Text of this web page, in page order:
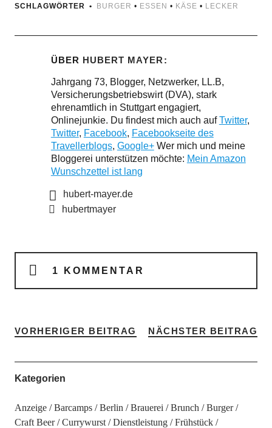
SCHLAGWÖRTER BURGER • ESSEN • KÄSE • LECKER
ÜBER HUBERT MAYER
Jahrgang 73, Blogger, Netzwerker, LL.B,
Versicherungsbetriebswirt (DVA), stark
ehrenamtlich in Stuttgart engagiert,
Onlinejunkie. Du findest mich auch aufTwitter,
Twitter, Facebook, Facebookseite des
Travellerblogs, Google+Wer mich und meine
Bloggerei unterstützen möchte: Mein Amazon
Wunschzettel ist lang
hubert-mayer.de
hubertmayer
1 KOMMENTAR
VORHERIGER BEITRAG NÄCHSTER BEITRAG
Kategorien
Anzeige Barcamps Berlin Brauerei Brunch
Burger
Craft Beer
Currywurst Dienstleistung
Frühstück